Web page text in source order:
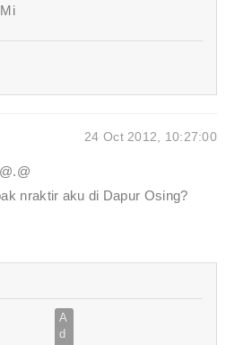
24 Oct 2012, 10:27:00
nraktir aku di Dapur Osing?